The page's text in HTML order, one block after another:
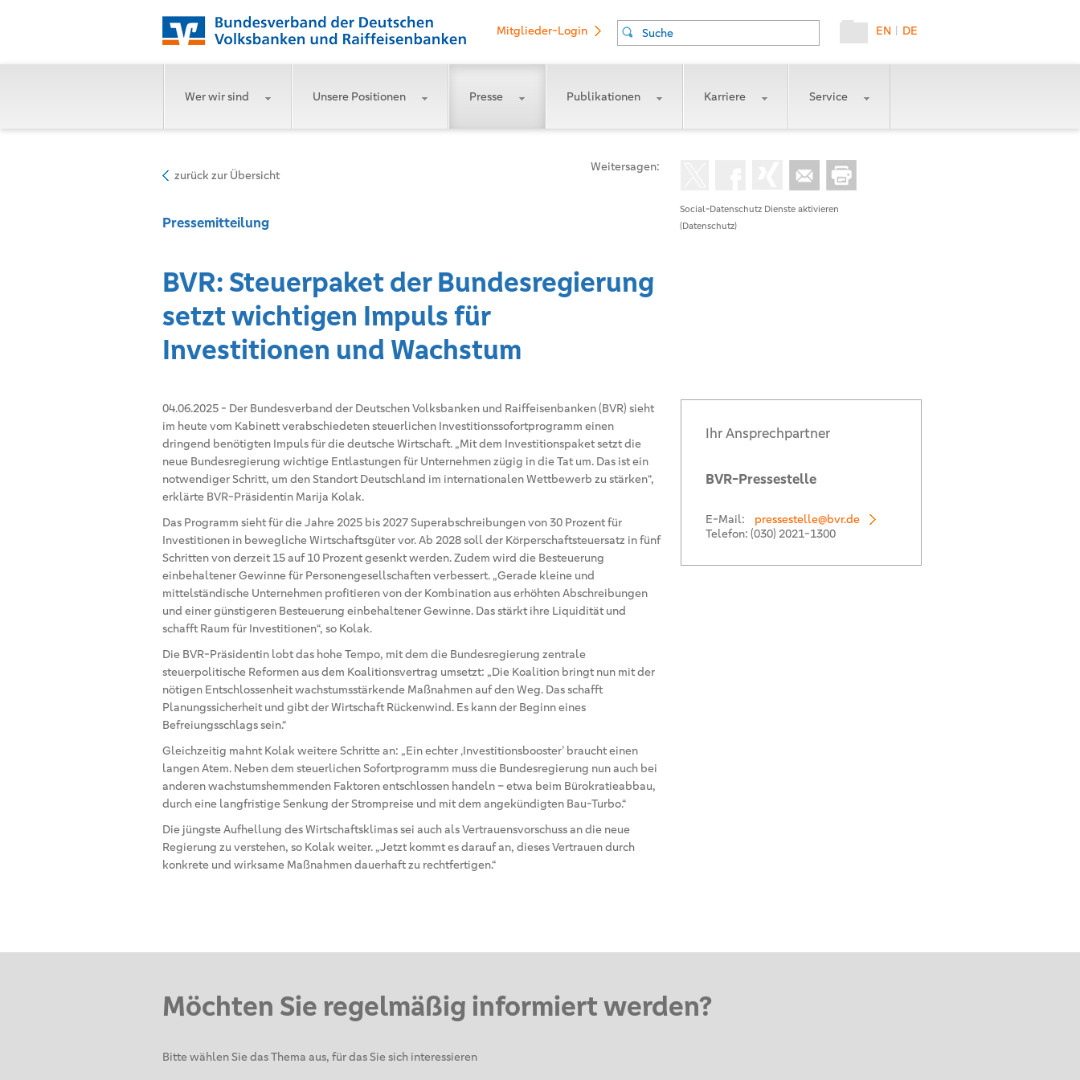
DE
|
EN
Suche
Mitglieder-Login
Wer wir sind Unsere Positionen Presse Publikationen Karriere Service
Social-Datenschutz Dienste aktivieren
(Datenschutz)
Weitersagen:
zurück zur Übersicht
Pressemitteilung
BVR: Steuerpaket der Bundesregierung
setzt wichtigen Impuls für
Investitionen und Wachstum
04.06.2025 - Der Bundesverband der Deutschen Volksbanken und Raiffeisenbanken (BVR) sieht
im heute vom Kabinett verabschiedeten steuerlichen Investitionssofortprogramm einen
dringend benötigten Impuls für die deutsche Wirtschaft. „Mit dem Investitionspaket setzt die
neue Bundesregierung wichtige Entlastungen für Unternehmen zügig in die Tat um. Das ist ein
notwendiger Schritt, um den Standort Deutschland im internationalen Wettbewerb zu stärken“,
erklärte BVR-Präsidentin Marija Kolak.
Das Programm sieht für die Jahre 2025 bis 2027 Superabschreibungen von 30 Prozent für
Investitionen in bewegliche Wirtschaftsgüter vor. Ab 2028 soll der Körperschaftsteuersatz in fünf
Schritten von derzeit 15 auf 10 Prozent gesenkt werden. Zudem wird die Besteuerung
einbehaltener Gewinne für Personengesellschaften verbessert. „Gerade kleine und
mittelständische Unternehmen profitieren von der Kombination aus erhöhten Abschreibungen
und einer günstigeren Besteuerung einbehaltener Gewinne. Das stärkt ihre Liquidität und
schafft Raum für Investitionen“, so Kolak.
Die BVR-Präsidentin lobt das hohe Tempo, mit dem die Bundesregierung zentrale
steuerpolitische Reformen aus dem Koalitionsvertrag umsetzt: „Die Koalition bringt nun mit der
nötigen Entschlossenheit wachstumsstärkende Maßnahmen auf den Weg. Das schafft
Planungssicherheit und gibt der Wirtschaft Rückenwind. Es kann der Beginn eines
Befreiungsschlags sein.“
Gleichzeitig mahnt Kolak weitere Schritte an: „Ein echter ‚Investitionsbooster’ braucht einen
langen Atem. Neben dem steuerlichen Sofortprogramm muss die Bundesregierung nun auch bei
anderen wachstumshemmenden Faktoren entschlossen handeln – etwa beim Bürokratieabbau,
durch eine langfristige Senkung der Strompreise und mit dem angekündigten Bau-Turbo.“
Die jüngste Aufhellung des Wirtschaftsklimas sei auch als Vertrauensvorschuss an die neue
Regierung zu verstehen, so Kolak weiter. „Jetzt kommt es darauf an, dieses Vertrauen durch
konkrete und wirksame Maßnahmen dauerhaft zu rechtfertigen.“
Ihr Ansprechpartner
BVR-Pressestelle
E-Mail:
pressestelle@bvr.de
Telefon: (030) 2021-1300
Möchten Sie regelmäßig informiert werden?
Bitte wählen Sie das Thema aus, für das Sie sich interessieren